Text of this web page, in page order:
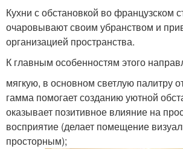
Кухни с обстановкой во французском
очаровывают своим убранством и
организацией пространства.
К главным особенностям этого
мягкую, в основном светлую палитру
гамма помогает созданию уютной
оказывает позитивное влияние на
восприятие (делает помещение
просторным);